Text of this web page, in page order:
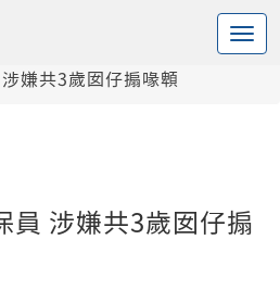
嫌共3歲囡仔搧喙䫌
員 涉嫌共3歲囡仔搧